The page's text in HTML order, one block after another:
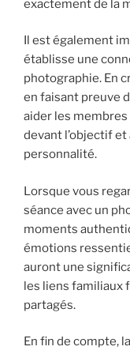
exactement de la
Il est également
établisse une
photographie. En
en faisant preuve
aider les membres
devant l’objectif
personnalité.
Lorsque vous
séance avec un
moments
émotions
auront une
les liens familiaux
partagés.
En fin de compte,